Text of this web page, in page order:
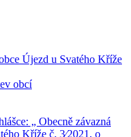
Újezd u Svatého Kříže
obcí
„ Obecně závazná
Kříže č. 3⁄2021, o